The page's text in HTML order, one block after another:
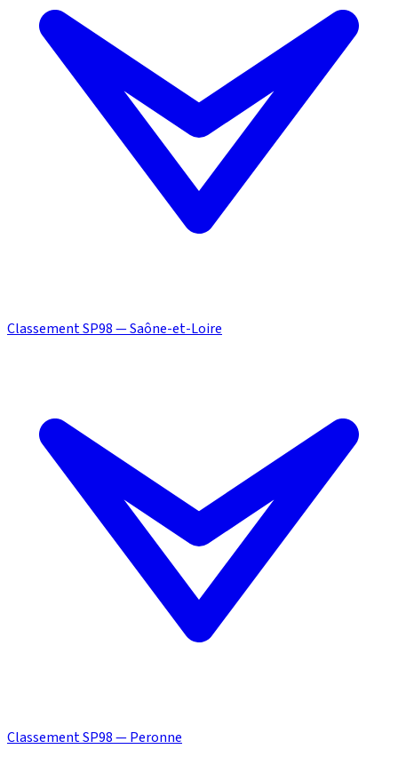
Classement SP98 — Saône-et-Loire
Classement SP98 — Peronne